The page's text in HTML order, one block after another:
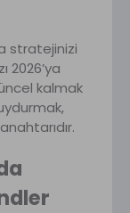
stratejinizi
2026’ya
kalmak